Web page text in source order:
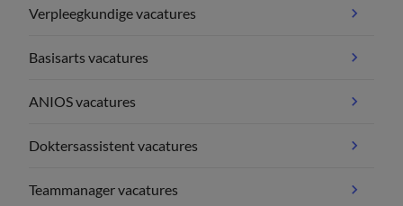
Verpleegkundige vacatures
Basisarts vacatures
ANIOS vacatures
Doktersassistent vacatures
Teammanager vacatures